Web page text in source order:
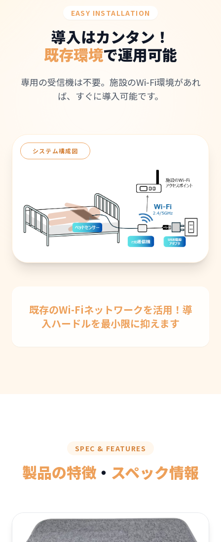
EASY INSTALLATION
導入はカンタン！
既存環境で運用可能
専用の受信機は不要。施設のWi-Fi環境があれ
ば、すぐに導入可能です。
システム構成図
既存のWi-Fiネットワークを活用！導
入ハードルを最小限に抑えます
SPEC & FEATURES
製品の特徴 ・ スペック情報